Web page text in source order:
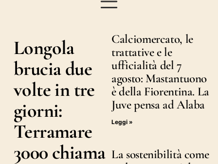
Longola
brucia due
volte in tre
giorni:
Terramare
3000 chiama
Calciomercato, le
trattative e le
ufficialità del 7
agosto: Mastantuono
è della Fiorentina. La
Juve pensa ad Alaba
Leggi »
La sostenibilità come